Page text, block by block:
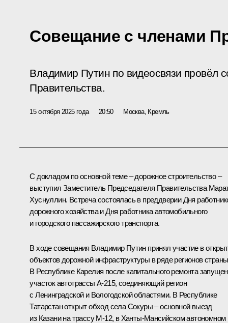
Совещание с членами
Владимир Путин по видеосвязи провёл
Правительства.
15 октября 2025 года 20:50 Москва, Кремль
С докладом по основной теме – дорожное строительство –
выступил Заместитель Председателя Правительства
Хуснуллин. Встреча состоялась в преддверии Дня
дорожного хозяйства и Дня работника автомобильного
и городского пассажирского транспорта.
В ходе совещания Владимир Путин принял участие в
объектов дорожной инфраструктуры в ряде регионов
В Республике Карелия после капитального ремонта запущен
участок автотрассы А-215, соединяющий регион
с Ленинградской и Вологодской областями. В Республике
Татарстан открыт обход села Сокуры–основной выезд
из Казани на трассу М-12, в Ханты-Мансийском автономном